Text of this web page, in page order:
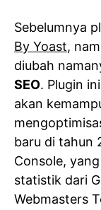
Sebelumnya
By Yoast,
diubah
SEO. Plugin
akan
baru di tahun
Console,
statistik dari
Webmasters